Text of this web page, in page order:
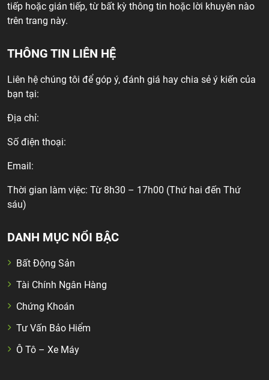
tiếp hoặc gián tiếp, từ bất kỳ thông tin hoặc lời khuyên nào
trên trang này.
THÔNG TIN LIÊN HỆ
Liên hệ chúng tôi để góp ý, đánh giá hay chia sẻ ý kiến của
bạn tại:
Địa chỉ:
Số điện thoại:
Email:
Thời gian làm việc: Từ 8h30 – 17h00 (Thứ hai đến Thứ
sáu)
DANH MỤC NỔI BẬC
Bất Động Sản
Tài Chính Ngân Hàng
Chứng Khoán
Tư Vấn Bảo Hiểm
Ô Tô – Xe Máy